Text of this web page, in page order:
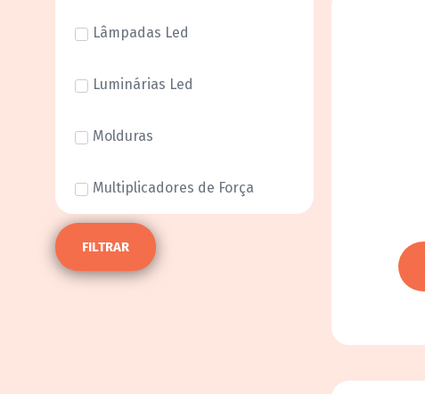
Lâmpadas Led
Luminárias Led
Molduras
Multiplicadores de Força
FILTRAR